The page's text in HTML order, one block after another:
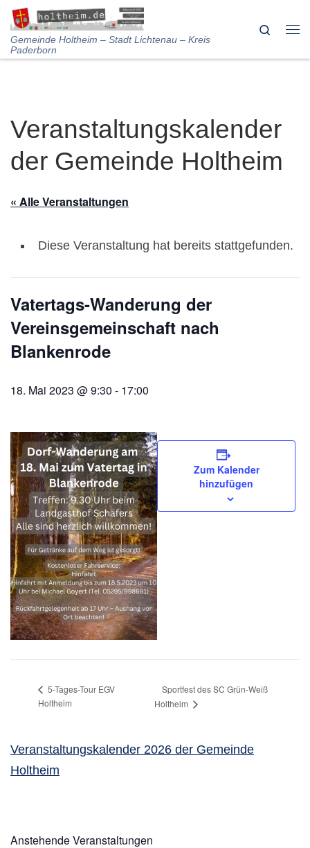
Skip to content
Gemeinde Holtheim – Stadt Lichtenau – Kreis
Paderborn
Search
Veranstaltungskalender
der Gemeinde Holtheim
« Alle Veranstaltungen
Diese Veranstaltung hat bereits stattgefunden.
Vatertags-Wanderung der
Vereinsgemeinschaft nach
Blankenrode
18. Mai 2023 @ 9:30 - 17:00
Zum Kalender
hinzufügen
5-Tages-Tour EGV
Holtheim
Sportfest des SC Grün-Weiß
Holtheim
Veranstaltungskalender 2026 der Gemeinde
Holtheim
Anstehende Veranstaltungen